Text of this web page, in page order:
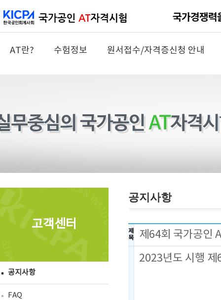
AT란? 수험정보 원서접수/자격증신청 안내
고객센터
공지사항
FAQ
공지사항
제
목
제64회 국가공인
2023년도 시행 제